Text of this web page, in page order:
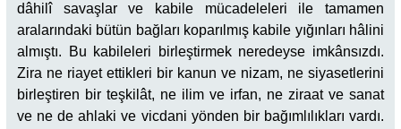
dâhilî savaşlar ve kabile mücadeleleri ile tamamen
aralarındaki bütün bağları koparılmış kabile yığınları hâlini
almıştı. Bu kabileleri birleştirmek neredeyse imkânsızdı.
Zira ne riayet ettikleri bir kanun ve nizam, ne siyasetlerini
birleştiren bir teşkilât, ne ilim ve irfan, ne ziraat ve sanat
ve ne de ahlaki ve vicdani yönden bir bağımlılıkları vardı.